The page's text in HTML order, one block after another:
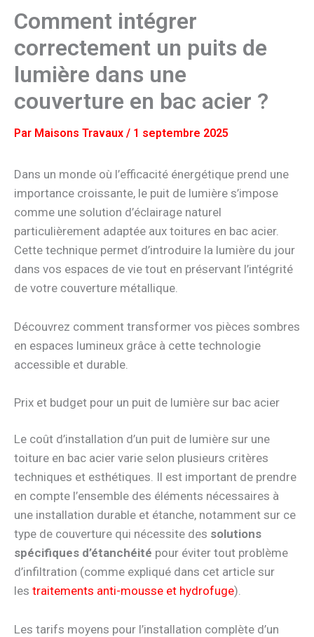
Comment intégrer
correctement un puits de
lumière dans une
couverture en bac acier ?
Par Maisons Travaux / 1 septembre 2025
Dans un monde où l’efficacité énergétique prend une
importance croissante, le puit de lumière s’impose
comme une solution d’éclairage naturel
particulièrement adaptée aux toitures en bac acier.
Cette technique permet d’introduire la lumière du jour
dans vos espaces de vie tout en préservant l’intégrité
de votre couverture métallique.
Découvrez comment transformer vos pièces sombres
en espaces lumineux grâce à cette technologie
accessible et durable.
Prix et budget pour un puit de lumière sur bac acier
Le coût d’installation d’un puit de lumière sur une
toiture en bac acier varie selon plusieurs critères
techniques et esthétiques. Il est important de prendre
en compte l’ensemble des éléments nécessaires à
une installation durable et étanche, notamment sur ce
type de couverture qui nécessite des solutions
spécifiques d’étanchéité pour éviter tout problème
d’infiltration (comme expliqué dans cet article sur
les traitements anti-mousse et hydrofuge).
Les tarifs moyens pour l’installation complète d’un